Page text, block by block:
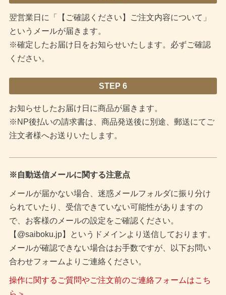
翌営業日に「【ご確認ください】ご注文内容について」
というメールが届きます。
※確定したお届け日をお知らせいたします。必ずご確認
ください。
STEP 6
お知らせしたお届け日に商品が届きます。
※NP後払いの請求書は、商品発送後に別途、郵送にてご
注文者様へお送りいたします。
※自動送信メールに関する注意点
メールが届かない場合、迷惑メールフォルダに振り分け
られていたり、受信できていない可能性がありますの
で、お客様のメールの設定をご確認ください。
【@saiboku.jp】というドメインより送信しております。
メールが確認できない場合はお手数ですが、以下お問い
合わせフォームよりご連絡ください。
操作に関するご質問やご注文前のご連絡フォームはこち